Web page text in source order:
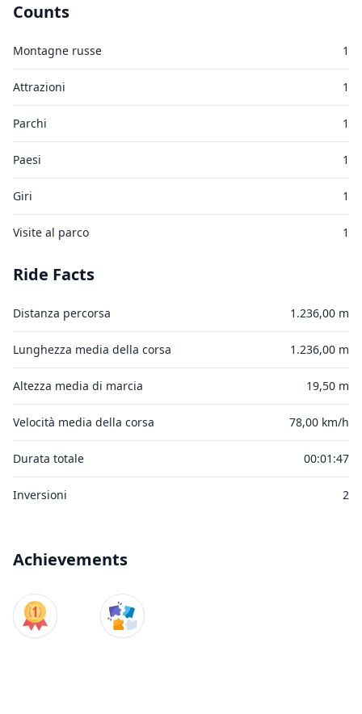
Counts
Montagne russe 1
Attrazioni 1
Parchi 1
Paesi 1
Giri 1
Visite al parco 1
Ride Facts
Distanza percorsa 1.236,00 m
Lunghezza media della corsa 1.236,00 m
Altezza media di marcia 19,50 m
Velocità media della corsa 78,00 km/h
Durata totale 00:01:47
Inversioni 2
Achievements